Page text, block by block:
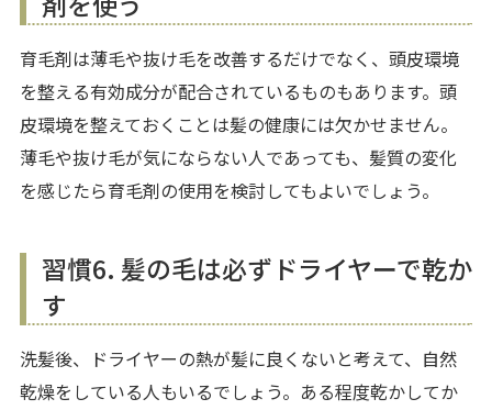
育毛剤は薄毛や抜け毛を改善するだけでなく、頭皮環境
を整える有効成分が配合されているものもあります。頭
皮環境を整えておくことは髪の健康には欠かせません。
薄毛や抜け毛が気にならない人であっても、髪質の変化
を感じたら育毛剤の使用を検討してもよいでしょう。
習慣6. 髪の毛は必ずドライヤーで乾か
す
洗髪後、ドライヤーの熱が髪に良くないと考えて、自然
乾燥をしている人もいるでしょう。ある程度乾かしてか